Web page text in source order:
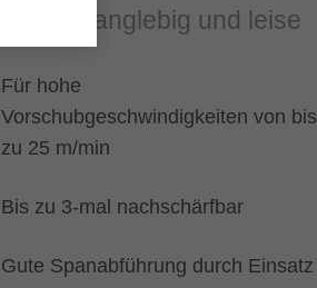
Schnell, langlebig und leise
Für hohe
Vorschubgeschwindigkeiten von bis
zu 25 m/min
Bis zu 3-mal nachschärfbar
Gute Spanabführung durch Einsatz